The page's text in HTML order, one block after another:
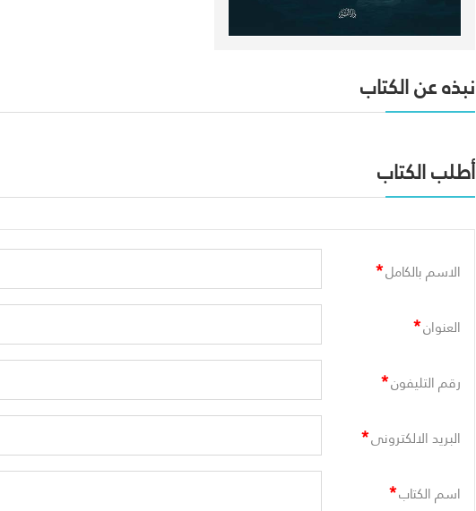
نبذه عن الكتاب
أطلب الكتاب
الاسم بالكامل*
العنوان*
رقم التليفون*
البريد الالكترونى*
اسم الكتاب*